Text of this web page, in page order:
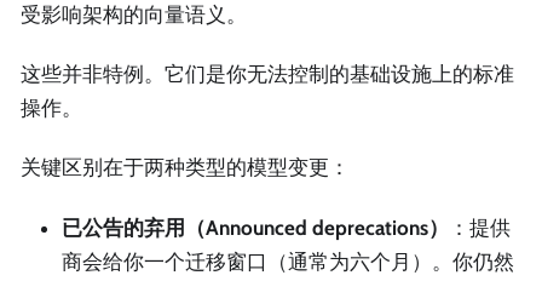
受影响架构的向量语义。
这些并非特例。它们是你无法控制的基础设施上的标准
操作。
关键区别在于两种类型的模型变更：
已公告的弃用（Announced deprecations）
：提供
商会给你一个迁移窗口（通常为六个月）。你仍然